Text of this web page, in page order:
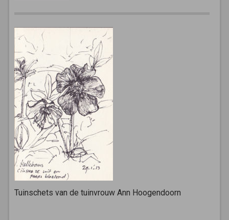
Tuinschets van de tuinvrouw Ann Hoogendoorn